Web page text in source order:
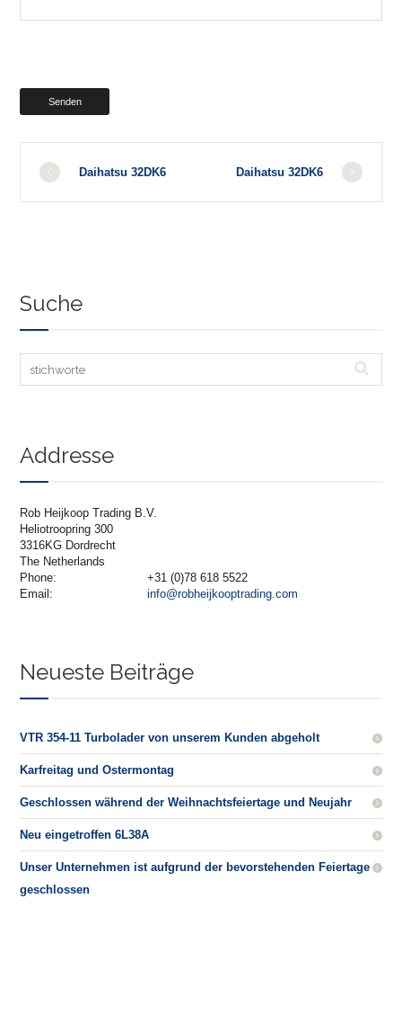
Daihatsu 32DK6
Daihatsu 32DK6
Suche
Addresse
Rob Heijkoop Trading B.V.
Heliotroopring 300
3316KG Dordrecht
The Netherlands
Phone:
+31 (0)78 618 5522
Email:
info@robheijkooptrading.com
Neueste Beiträge
VTR 354-11 Turbolader von unserem Kunden abgeholt
Karfreitag und Ostermontag
Geschlossen während der Weihnachtsfeiertage und Neujahr
Neu eingetroffen 6L38A
Unser Unternehmen ist aufgrund der bevorstehenden Feiertage
geschlossen